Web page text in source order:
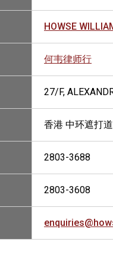
HOWSE
何韦律师行
27/F,
香港 中环遮打
2803-3688
2803-3608